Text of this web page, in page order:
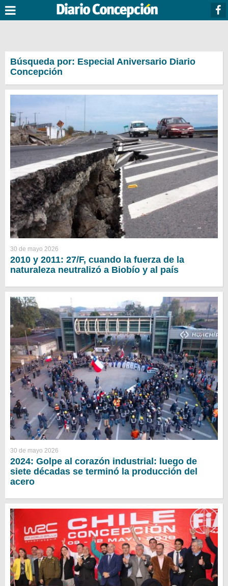
Búsqueda por: Especial Aniversario Diario
Concepción
30 de mayo 2026
2010 y 2011: 27/F, cuando la fuerza de la
naturaleza neutralizó a Biobío y al país
30 de mayo 2026
2024: Golpe al corazón industrial: luego de
siete décadas se terminó la producción del
acero